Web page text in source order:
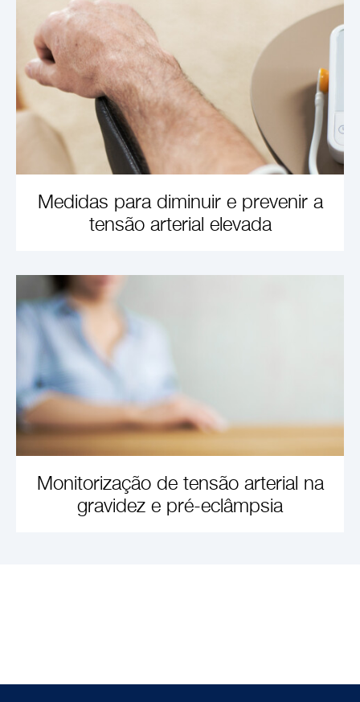
Medidas para diminuir e prevenir a
tensão arterial elevada
Monitorização de tensão arterial na
gravidez e pré-eclâmpsia
SAIBA MAIS